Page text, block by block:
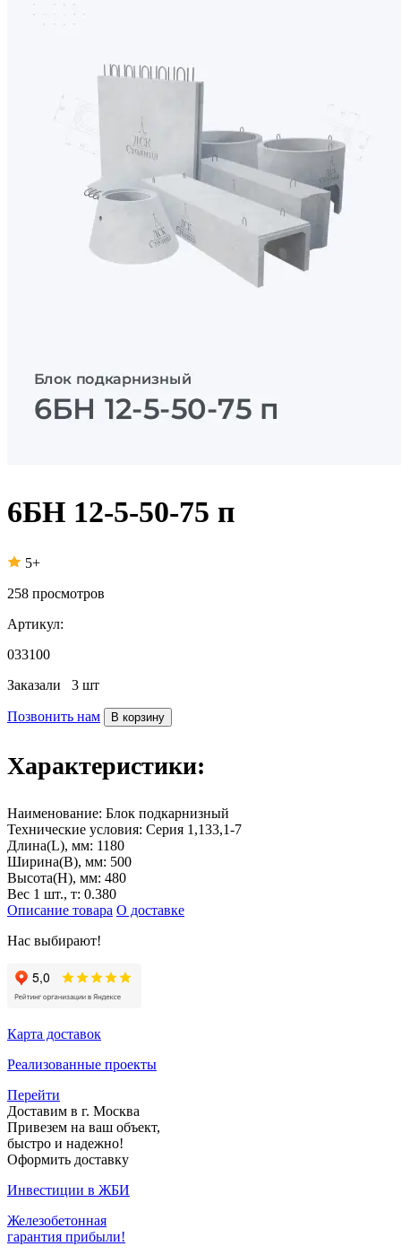
6БН 12-5-50-75 п
5+
258 просмотров
Артикул:
033100
Заказали 3 шт
Позвонить нам В корзину
Характеристики:
Наименование: Блок подкарнизный
Технические условия: Серия 1,133,1-7
Длина(L), мм: 1180
Ширина(B), мм: 500
Высота(H), мм: 480
Вес 1 шт., т: 0.380
Описание товара О доставке
Нас выбирают!
Карта доставок
Реализованные проекты
Перейти
Доставим в г. Москва
Привезем на ваш объект,
быстро и надежно!
Оформить доставку
Инвестиции в ЖБИ
Железобетонная
гарантия прибыли!